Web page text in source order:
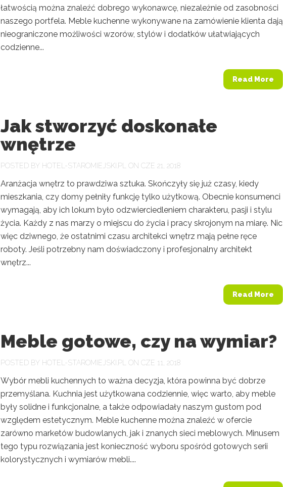
łatwością można znaleźć dobrego wykonawcę, niezależnie od zasobności
naszego portfela. Meble kuchenne wykonywane na zamówienie klienta dają
nieograniczone możliwości wzorów, stylów i dodatków ułatwiających
codzienne...
Read More
Jak stworzyć doskonałe
wnętrze
POSTED BY HOTEL-STAROMIEJSKI.PL ON CZE 21, 2018
Aranżacja wnętrz to prawdziwa sztuka. Skończyły się już czasy, kiedy
mieszkania, czy domy pełniły funkcję tylko użytkową. Obecnie konsumenci
wymagają, aby ich lokum było odzwierciedleniem charakteru, pasji i stylu
życia. Każdy z nas marzy o miejscu do życia i pracy skrojonym na miarę. Nic
więc dziwnego, że ostatnimi czasu architekci wnętrz mają pełne ręce
roboty. Jeśli potrzebny nam doświadczony i profesjonalny architekt
wnętrz...
Read More
Meble gotowe, czy na wymiar?
POSTED BY HOTEL-STAROMIEJSKI.PL ON CZE 11, 2018
Wybór mebli kuchennych to ważna decyzja, która powinna być dobrze
przemyślana. Kuchnia jest użytkowana codziennie, więc warto, aby meble
były solidne i funkcjonalne, a także odpowiadały naszym gustom pod
względem estetycznym. Meble kuchenne można znaleźć w ofercie
zarówno marketów budowlanych, jak i znanych sieci meblowych. Minusem
tego typu rozwiązania jest konieczność wyboru spośród gotowych serii
kolorystycznych i wymiarów mebli....